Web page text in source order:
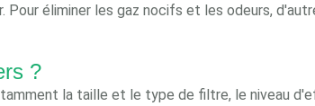
éliminer les gaz nocifs et les odeurs,
?
la taille et le type de filtre, le niveau